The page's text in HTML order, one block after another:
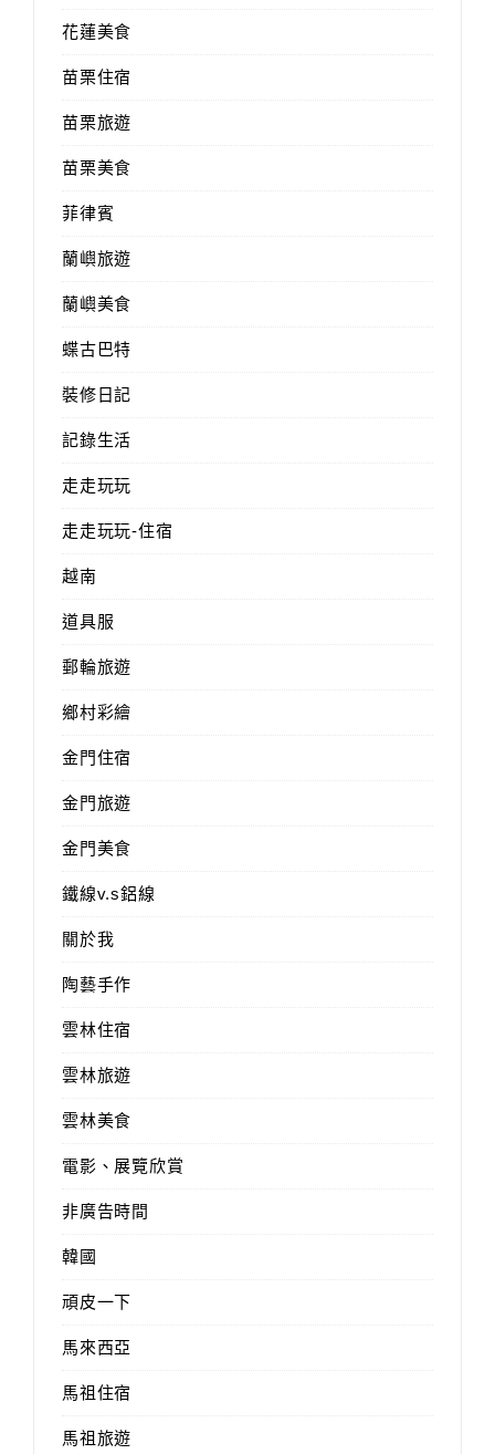
花蓮美食
苗栗住宿
苗栗旅遊
苗栗美食
菲律賓
蘭嶼旅遊
蘭嶼美食
蝶古巴特
裝修日記
記錄生活
走走玩玩
走走玩玩-住宿
越南
道具服
郵輪旅遊
鄉村彩繪
金門住宿
金門旅遊
金門美食
鐵線v.s鋁線
關於我
陶藝手作
雲林住宿
雲林旅遊
雲林美食
電影、展覽欣賞
非廣告時間
韓國
頑皮一下
馬來西亞
馬祖住宿
馬祖旅遊